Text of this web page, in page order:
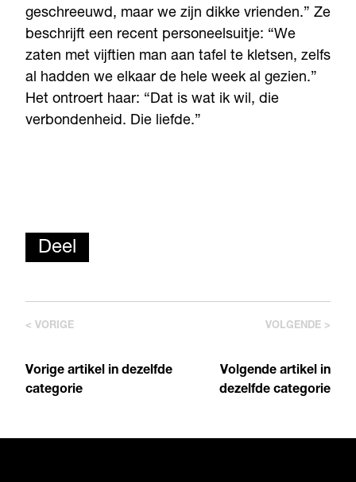
geschreeuwd, maar we zijn dikke vrienden.” Ze
beschrijft een recent personeelsuitje: “We
zaten met vijftien man aan tafel te kletsen, zelfs
al hadden we elkaar de hele week al gezien.”
Het ontroert haar: “Dat is wat ik wil, die
verbondenheid. Die liefde.”
Deel
< VORIGE
Vorige artikel in dezelfde
categorie
VOLGENDE >
Volgende artikel in
dezelfde categorie